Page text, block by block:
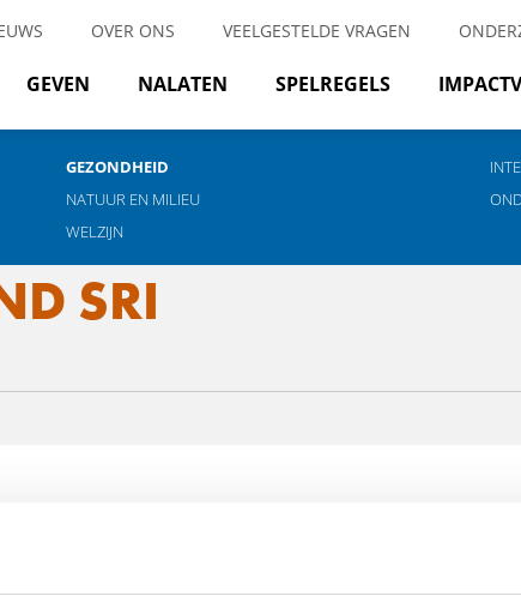
OVER ONS VEELGESTELDE VRAGEN
GEVEN NALATEN SPELREGELS
GEZONDHEID
NATUUR EN MILIEU
WELZIJN
SRI